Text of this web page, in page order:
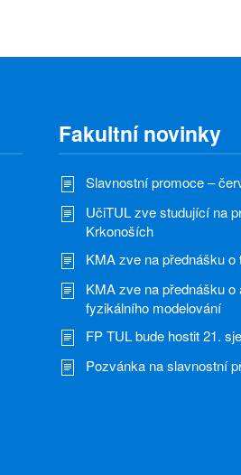
Fakultní novinky
Slavnostní promoce –
UčiTUL zve studující na
Krkonoších
KMA zve na přednášku o
KMA zve na přednášku
fyzikálního modelování
FP TUL bude hostit 21.
Pozvánka na slavnostní